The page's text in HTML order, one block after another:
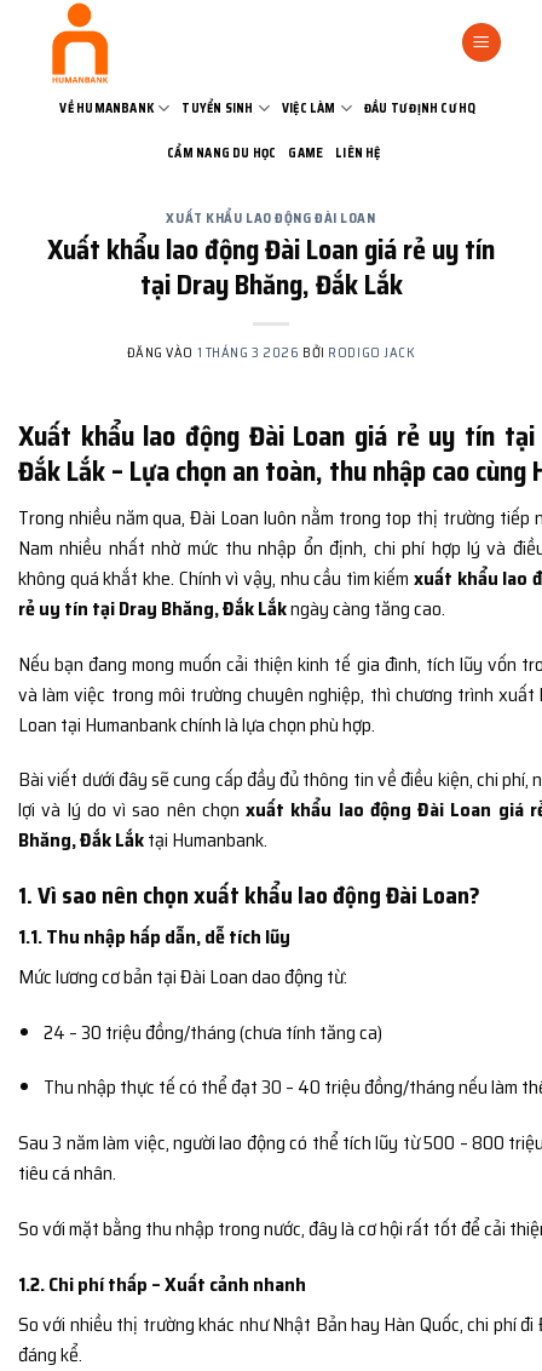
VỀ HUMANBANK TUYỂN SINH VIỆC LÀM ĐẦU TƯ ĐỊNH CƯ HQ
CẨM NANG DU HỌC GAME LIÊN HỆ
XUẤT KHẨU LAO ĐỘNG ĐÀI LOAN
Xuất khẩu lao động Đài Loan giá rẻ uy tín
tại Dray Bhăng, Đắk Lắk
ĐĂNG VÀO 1 THÁNG 3 2026 BỞI RODIGO JACK
Xuất khẩu lao động Đài Loan giá rẻ uy tín tại
Đắk Lắk – Lựa chọn an toàn, thu nhập cao cùng
Trong nhiều năm qua,Đài Loan luôn nằm trong top thị trường tiếp
Nam nhiều nhất nhờ mức thu nhập ổn định, chi phí hợp lý và
không quá khắt khe. Chính vì vậy, nhu cầu tìm kiếmxuất khẩu lao
rẻ uy tín tại Dray Bhăng, Đắk Lắkngày càng tăng cao.
Nếu bạn đang mong muốn cải thiện kinh tế gia đình, tích lũy vốn
và làm việc trong môi trường chuyên nghiệp, thì chương trình
Loan tại Humanbank chính là lựa chọn phù hợp.
Bài viết dưới đây sẽ cung cấp đầy đủ thông tin về điều kiện, chi phí,
lợi và lý do vì sao nên chọnxuất khẩu lao động Đài Loan giá
Bhăng, Đắk Lắktại Humanbank.
1. Vì sao nên chọn xuất khẩu lao động Đài Loan?
1.1. Thu nhập hấp dẫn, dễ tích lũy
Mức lương cơ bản tại Đài Loan dao động từ:
24 – 30 triệu đồng/tháng (chưa tính tăng ca)
Thu nhập thực tế có thể đạt 30 – 40 triệu đồng/tháng nếu làm
Sau 3 năm làm việc, người lao động có thể tích lũy từ 500 – 800
tiêu cá nhân.
So với mặt bằng thu nhập trong nước, đây là cơ hội rất tốt để cải
1.2. Chi phí thấp – Xuất cảnh nhanh
So với nhiều thị trường khác nhưNhật Bảnhay Hàn Quốc, chi phí
đáng kể.